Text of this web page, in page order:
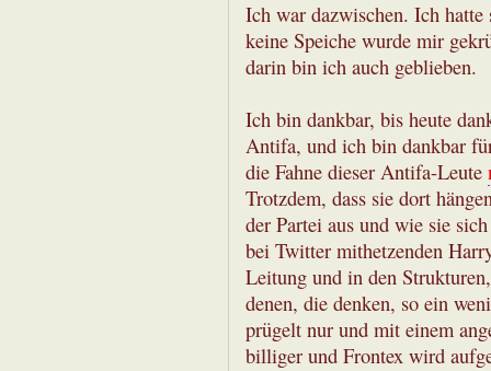
Ich war dazwischen. Ich
keine Speiche wurde mir
darin bin ich auch geblieben.
Ich bin dankbar, bis heute
Antifa, und ich bin dankbar
die Fahne dieser Antifa-Leute
Trotzdem, dass sie dort
der Partei aus und wie sie
bei Twitter mithetzenden
Leitung und in den
denen, die denken, so ein
prügelt nur und mit einem
billiger und Frontex wird